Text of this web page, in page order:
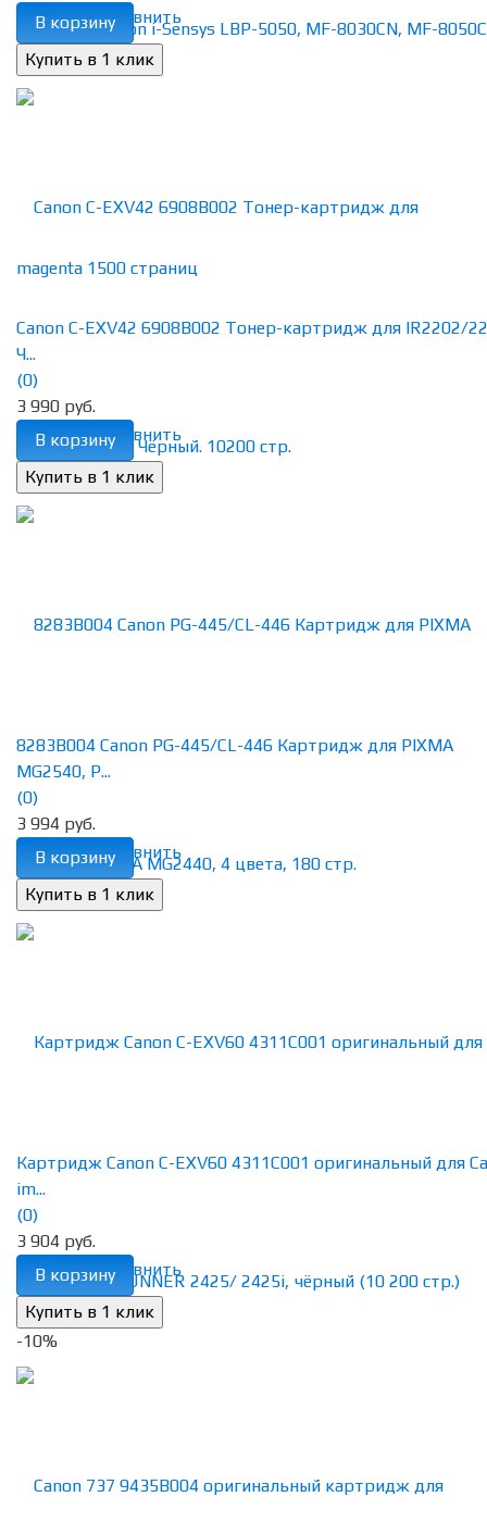
избранное сравнить
В корзину
избранное сравнить
Canon C-EXV42 6908B002 Тонер-картридж для IR2202/
Ч...
(0)
3 990 руб.
В корзину
избранное сравнить
8283B004 Canon PG-445/CL-446 Картридж для PIXMA
MG2540, P...
(0)
3 994 руб.
В корзину
избранное сравнить
Картридж Canon C-EXV60 4311C001 оригинальный для
im...
(0)
3 904 руб.
В корзину
-10%